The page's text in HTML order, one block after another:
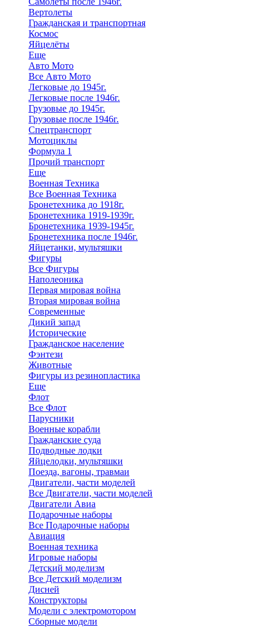
Вертолеты
Гражданская и транспортная
Космос
Яйцелёты
Еще
Авто Мото
Все Авто Мото
Легковые до 1945г.
Легковые после 1946г.
Грузовые до 1945г.
Грузовые после 1946г.
Спецтранспорт
Мотоциклы
Формула 1
Прочий транспорт
Еще
Военная Техника
Все Военная Техника
Бронетехника до 1918г.
Бронетехника 1919-1939г.
Бронетехника 1939-1945г.
Бронетехника после 1946г.
Яйцетанки, мультяшки
Фигуры
Все Фигуры
Наполеоника
Первая мировая война
Вторая мировая война
Современные
Дикий запад
Исторические
Гражданское население
Фэнтези
Животные
Фигуры из резинопластика
Еще
Флот
Все Флот
Парусники
Военные корабли
Гражданские суда
Подводные лодки
Яйцелодки, мультяшки
Поезда, вагоны, травмаи
Двигатели, части моделей
Все Двигатели, части моделей
Двигатели Авиа
Подарочные наборы
Все Подарочные наборы
Авиация
Военная техника
Игровые наборы
Детский моделизм
Все Детский моделизм
Дисней
Конструкторы
Модели с электромотором
Сборные модели